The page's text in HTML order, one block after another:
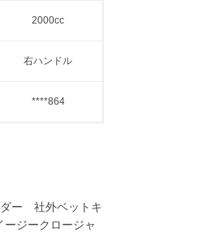
2000cc
右ハンドル
****864
ー 社外ベットキ
ジークロージャ